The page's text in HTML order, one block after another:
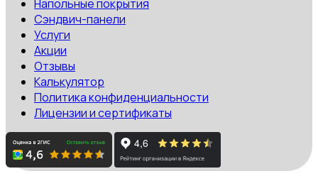
Напольные покрытия
Сэндвич-панели
Услуги
Акции
Отзывы
Калькулятор
Политика конфиденциальности
Лицензии и сертификаты